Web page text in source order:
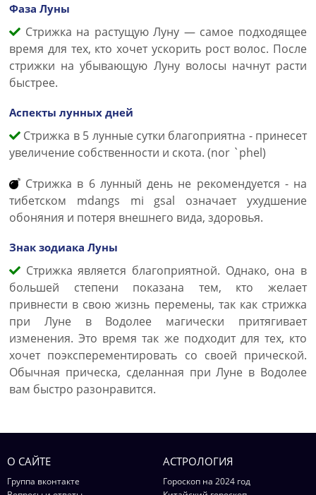
Фаза Луны
Стрижка на растущую Луну — самое подходящее
время для тех, кто хочет ускорить рост волос. После
стрижки на убывающую Луну волосы начнут расти
быстрее.
Аспекты лунных дней
Стрижка в 5 лунные сутки благоприятна - принесет
увеличение собственности и скота. (nor `phel)
Стрижка в 6 лунный день не рекомендуется - на
тибетском mdangs mi gsal означает ухудшение
обоняния и потеря внешнего вида, здоровья.
Знак зодиака Луны
Стрижка является благоприятной. Однако, она в
большей степени показана тем, кто желает
привнести в свою жизнь перемены, так как стрижка
при Луне в Водолее магически притягивает
изменения. Это время так же подходит для тех, кто
хочет поэксперементировать со своей прической.
Обычная прическа, сделанная при Луне в Водолее
вам быстро разонравится.
О САЙТЕ
Группа вконтакте
АСТРОЛОГИЯ
Гороскоп на 2024 год